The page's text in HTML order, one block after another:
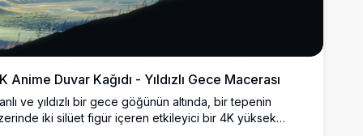
Anime Duvar Kağıdı - Yıldızlı Gece Macerası
ve yıldızlı bir gece göğünün altında, bir tepenin
iki silüet figür içeren etkileyici bir 4K yüksek